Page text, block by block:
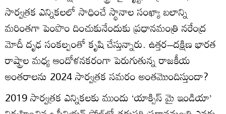
సార్వత్రక ఎన్నికలలో సాధించే స్థానాల సంఖ్యా బలాన్ని
మరింతగా పెంపొం దించుకునేందుకు ప్రధానమంత్రి నరేంద్ర
మోదీ దృఢ సంకల్పంతో కృషి చేస్తున్నారు. ఉత్తర–దక్షిణ భారత
రాష్ట్రాల మధ్య ఆందోళనకరంగా పెరుగుతున్న రాజకీయ
అంతరాలను 2024 సార్వత్రక సమరం అంతమొందిస్తుందా?
2019 సార్వత్రక ఎన్నికలకు ముందు ‘యాక్సిస్ మై ఇండియా’